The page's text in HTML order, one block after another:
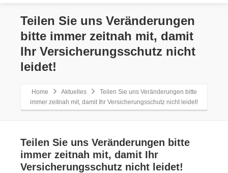
Teilen Sie uns Veränderungen
bitte immer zeitnah mit, damit
Ihr Versicherungsschutz nicht
leidet!
Home Aktuelles
Teilen Sie uns Veränderungen bitte
immer zeitnah mit, damit Ihr Versicherungsschutz nicht leidet!
Teilen Sie uns Veränderungen bitte
immer zeitnah mit, damit Ihr
Versicherungsschutz nicht leidet!